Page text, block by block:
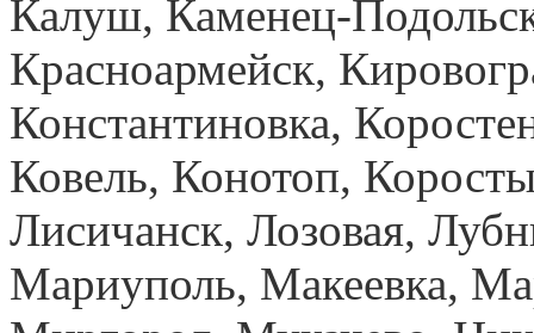
Калуш, Каменец-
Красноармейск,
Константиновка,
Ковель, Конотоп,
Лисичанск, Лозовая,
Мариуполь, Макеевка,